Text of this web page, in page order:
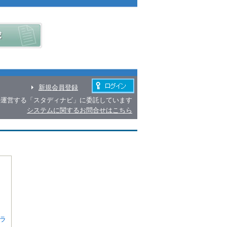
新規会員登録
営する「スタディナビ」に委託しています
システムに関するお問合せはこちら